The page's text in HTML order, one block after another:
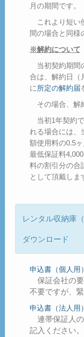
月の期間です。
これより短い
間の場合と同様
※解約について
当初契約期間
合は、解約日（
に 所定の解約届
その場合、解
当初1年契約
れる場合には、
額使用料の0.5
最低保証料
料の割引分の合
として頂戴しま
レンタル収納庫
ダウンロード
申込書（個人用）
保証会社の要
不要ですが、
申込書（法人用）
連帯保証人の
記入ください。